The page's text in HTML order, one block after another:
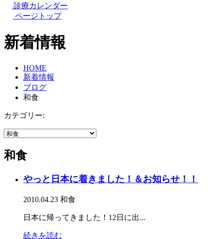
診療カレンダー
ページトップ
新着情報
HOME
新着情報
ブログ
和食
カテゴリー:
和食
やっと日本に着きました！＆お知らせ！！
2010.04.23 和食
日本に帰ってきました！12日に出...
続きを読む